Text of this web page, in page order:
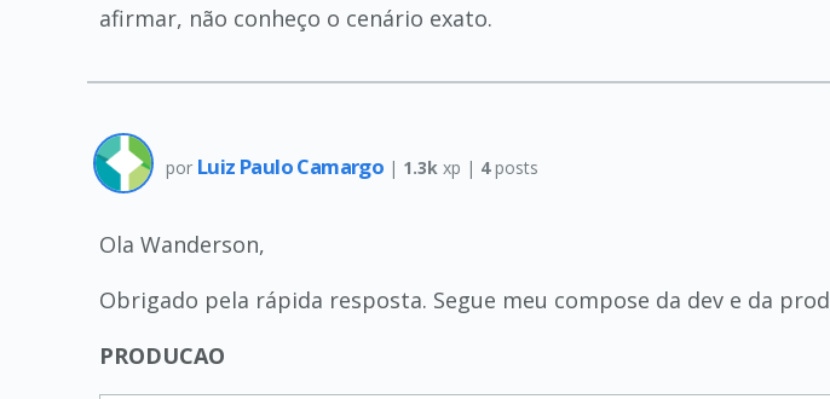
afirmar, não conheço o cenário exato.
por Luiz Paulo Camargo | 1.3k xp | 4posts
Ola Wanderson,
Obrigado pela rápida resposta. Segue meu compose da dev e da prod
PRODUCAO